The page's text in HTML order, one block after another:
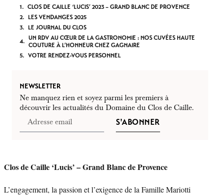
CLOS DE CAILLE ‘LUCIS’ 2023 – GRAND BLANC DE PROVENCE
LES VENDANGES 2025
LE JOURNAL DU CLOS
UN RDV AU CŒUR DE LA GASTRONOMIE : NOS CUVÉES HAUTE
COUTURE À L’HONNEUR CHEZ GAGNAIRE
VOTRE RENDEZ-VOUS PERSONNEL
NEWSLETTER
Ne manquez rien et soyez parmi les premiers à
découvrir les actualités du Domaine du Clos de Caille.
S'ABONNER
Clos de Caille ‘Lucis’ – Grand Blanc de Provence
L’engagement, la passion et l’exigence de la Famille Mariotti